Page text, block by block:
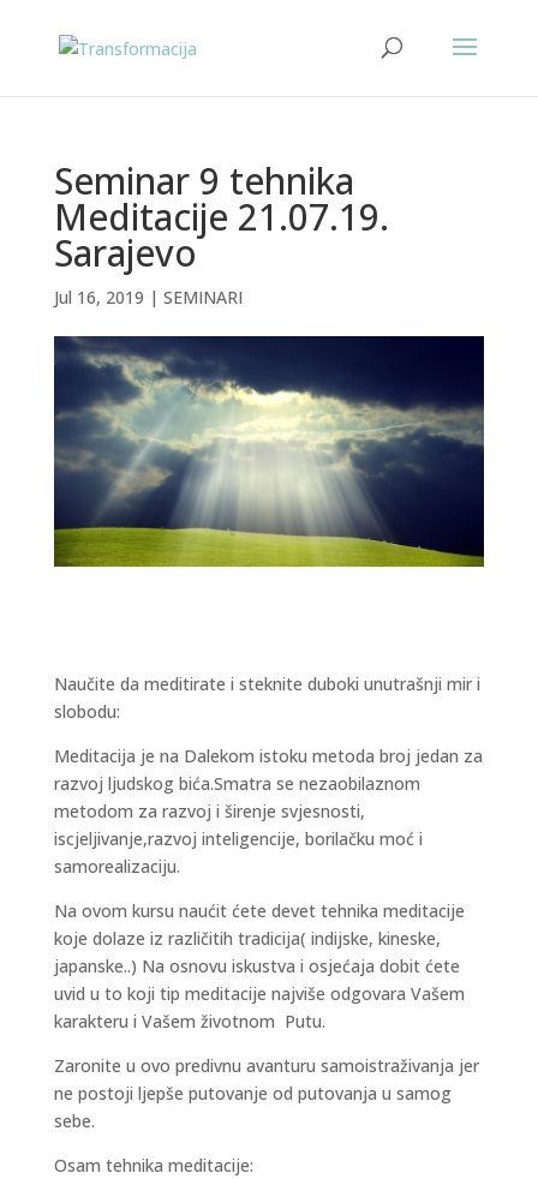
Seminar 9 tehnika
Meditacije 21.07.19.
Sarajevo
Jul 16, 2019 | SEMINARI
Naučite da meditirate i steknite duboki unutrašnji mir i
slobodu:
Meditacija je na Dalekom istoku metoda broj jedan za
razvoj ljudskog bića.Smatra se nezaobilaznom
metodom za razvoj i širenje svjesnosti,
iscjeljivanje,razvoj inteligencije, borilačku moć i
samorealizaciju.
Na ovom kursu naućit ćete devet tehnika meditacije
koje dolaze iz različitih tradicija( indijske, kineske,
japanske..) Na osnovu iskustva i osjećaja dobit ćete
uvid u to koji tip meditacije najviše odgovara Vašem
karakteru i Vašem životnom Putu.
Zaronite u ovo predivnu avanturu samoistraživanja jer
ne postoji ljepše putovanje od putovanja u samog
sebe.
Osam tehnika meditacije: